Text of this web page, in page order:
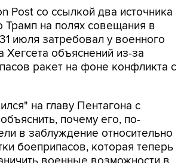
Post со ссылкой два источника
Трамп на полях совещания в
июля затребовал у военного
Хегсета объяснений из-за
ракет на фоне конфликта с
на главу Пентагона с
почему его, по-
в заблуждение относительно
боеприпасов, которая теперь